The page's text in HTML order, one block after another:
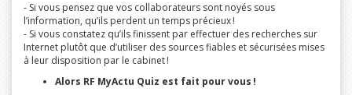
- Si vous pensez que vos collaborateurs sont noyés sous
l’information, qu’ils perdent un temps précieux !
- Si vous constatez qu’ils finissent par effectuer des recherches sur
Internet plutôt que d’utiliser des sources fiables et sécurisées mises
à leur disposition par le cabinet !
Alors RF MyActu Quiz est fait pour vous !